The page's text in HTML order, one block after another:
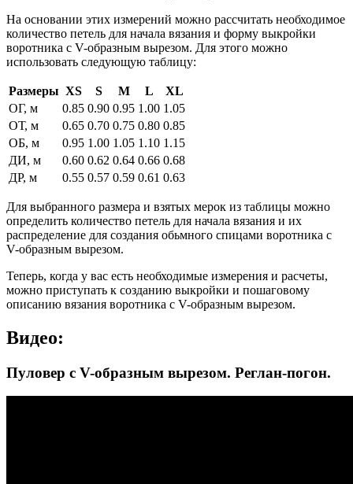
На основании этих измерений можно рассчитать необходимое
количество петель для начала вязания и форму выкройки
воротника с V-образным вырезом. Для этого можно
использовать следующую таблицу:
Размеры XS S M L
XL
ОГ, м
0.85 0.90 0.95 1.00 1.05
ОТ, м
0.65 0.70 0.75 0.80 0.85
ОБ, м
0.95 1.00 1.05 1.10 1.15
ДИ, м
0.60 0.62 0.64 0.66 0.68
ДР, м
0.55 0.57 0.59 0.61 0.63
Для выбранного размера и взятых мерок из таблицы можно
определить количество петель для начала вязания и их
распределение для создания обьмного спицами воротника с
V-образным вырезом.
Теперь, когда у вас есть необходимые измерения и расчеты,
можно приступать к созданию выкройки и пошаговому
описанию вязания воротника с V-образным вырезом.
Видео:
Пуловер с V-образным вырезом. Реглан-погон.